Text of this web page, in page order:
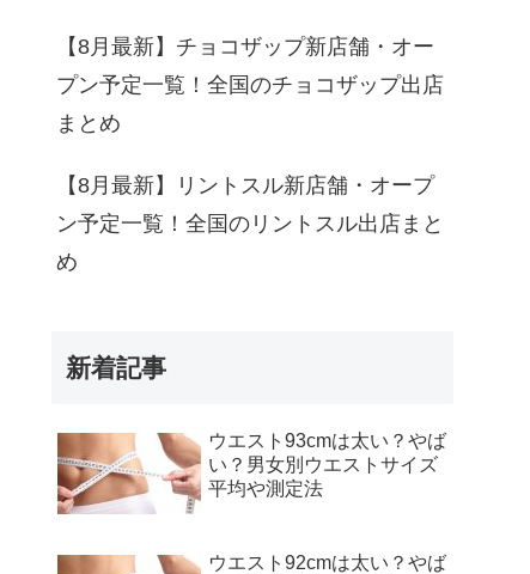
【8月最新】チョコザップ新店舗・オー
プン予定一覧！全国のチョコザップ出店
まとめ
【8月最新】リントスル新店舗・オープ
ン予定一覧！全国のリントスル出店まと
め
新着記事
ウエスト93cmは太い？やば
い？男女別ウエストサイズ
平均や測定法
ウエスト92cmは太い？やば